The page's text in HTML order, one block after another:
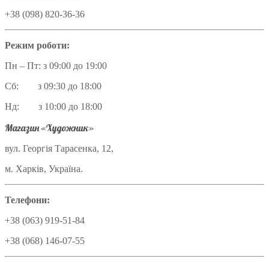
+38 (098) 820-36-36
Режим роботи:
Пн – Пт: з 09:00 до 19:00
Сб: з 09:30 до 18:00
Нд: з 10:00 до 18:00
Магазин «Художник»
вул. Георгія Тарасенка, 12,
м. Харків, Україна.
Телефони:
+38 (063) 919-51-84
+38 (068) 146-07-55